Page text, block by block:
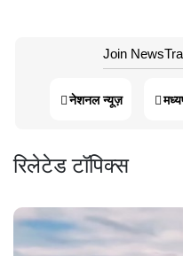
Join
नेशनल न्यूज़
रिलेटेड टॉपिक्स